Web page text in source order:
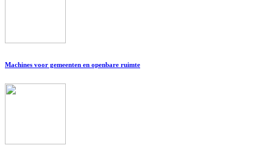
Machines voor gemeenten en openbare ruimte